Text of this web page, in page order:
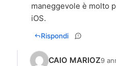
maneggevole è molto
iOS.
Rispondi
CAIO MARIOZ9